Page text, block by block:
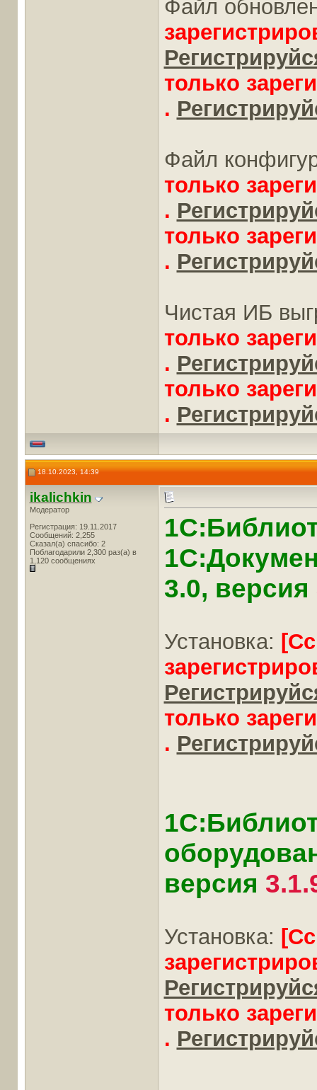
Файл
только
.
Файл
только
.
только
.
Чистая ИБ
только
.
только
.
18.10.2023, 14:39
ikalichkin
Модератор
Регистрация: 19.11.2017
Сообщений: 2,255
Сказал(а) спасибо: 2
Поблагодарили 2,300 раз(а) в
1,120 сообщениях
3.0, версия
Установка:
только
.
версия
Установка:
только
.